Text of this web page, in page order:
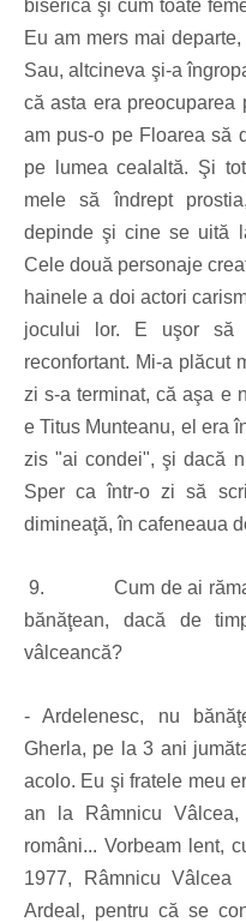
biserică şi cum toate
Eu am mers mai
Sau, altcineva şi-a
că asta era preocuparea
am pus-o pe Floarea să
pe lumea cealaltă. Şi
mele să îndrept
depinde şi cine se uită
Cele două personaje
hainele a doi actori
jocului lor. E uşor să
reconfortant. Mi-a plăcut
zi s-a terminat, că aşa e
e Titus Munteanu, el era
zis "ai condei", şi dacă
Sper ca într-o zi să
dimineaţă, în cafeneaua
9.Cum de ai
bănăţean, dacă de
vâlceancă?
- Ardelenesc, nu
Gherla, pe la 3 ani
acolo. Eu şi fratele meu
an la Râmnicu
români... Vorbeam lent,
1977, Râmnicu
Ardeal, pentru că se